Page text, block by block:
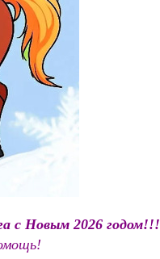
с Новым 2026 годом!!!